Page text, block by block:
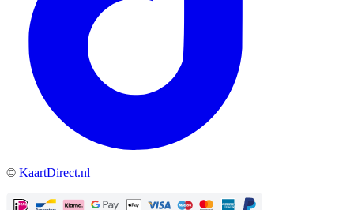
© KaartDirect.nl